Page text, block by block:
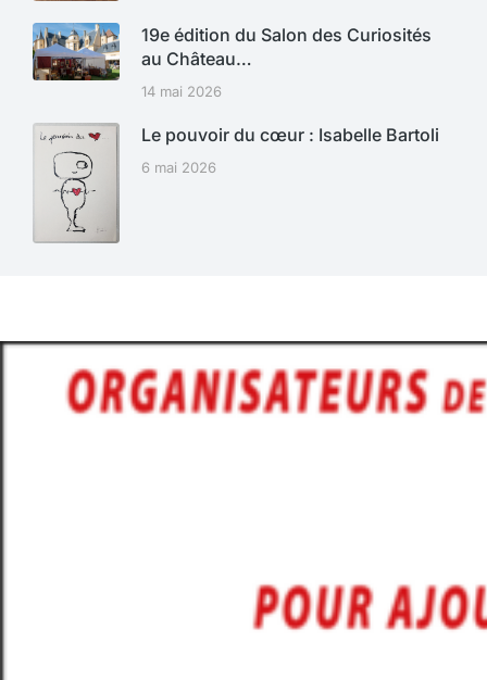
19e édition du Salon des Curiosités
au Château…
14 mai 2026
Le pouvoir du cœur : Isabelle Bartoli
6 mai 2026